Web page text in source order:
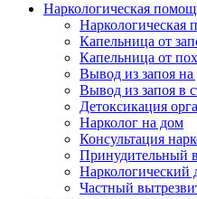
Наркологическая
Наркологическая
Капельница от
Капельница от
Вывод из запоя
Вывод из запоя в
Детоксикация
Нарколог на дом
Консультация
Принудительный
Наркологический
Частный